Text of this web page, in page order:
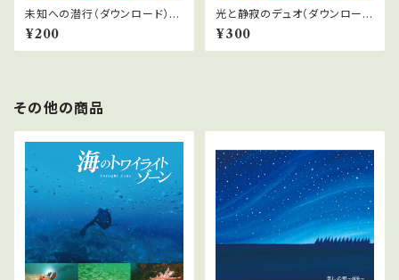
未知への潜行（ダウンロード）
『海のトワイライトゾーン』より
¥200
光と静寂のデュオ（ダウンロー
ド）『海のトワイライトゾーン』よ
り
¥300
その他の商品